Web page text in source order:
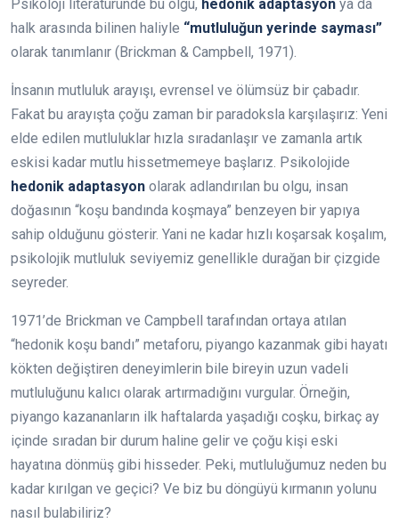
Psikoloji literatüründe bu olgu, hedonik adaptasyon ya da
halk arasında bilinen haliyle “mutluluğun yerinde sayması”
olarak tanımlanır (Brickman & Campbell, 1971).
İnsanın mutluluk arayışı, evrensel ve ölümsüz bir çabadır.
Fakat bu arayışta çoğu zaman bir paradoksla karşılaşırız: Yeni
elde edilen mutluluklar hızla sıradanlaşır ve zamanla artık
eskisi kadar mutlu hissetmemeye başlarız. Psikolojide
hedonik adaptasyon olarak adlandırılan bu olgu, insan
doğasının “koşu bandında koşmaya” benzeyen bir yapıya
sahip olduğunu gösterir. Yani ne kadar hızlı koşarsak koşalım,
psikolojik mutluluk seviyemiz genellikle durağan bir çizgide
seyreder.
1971’de Brickman ve Campbell tarafından ortaya atılan
“hedonik koşu bandı” metaforu, piyango kazanmak gibi hayatı
kökten değiştiren deneyimlerin bile bireyin uzun vadeli
mutluluğunu kalıcı olarak artırmadığını vurgular. Örneğin,
piyango kazananların ilk haftalarda yaşadığı coşku, birkaç ay
içinde sıradan bir durum haline gelir ve çoğu kişi eski
hayatına dönmüş gibi hisseder. Peki, mutluluğumuz neden bu
kadar kırılgan ve geçici? Ve biz bu döngüyü kırmanın yolunu
nasıl bulabiliriz?